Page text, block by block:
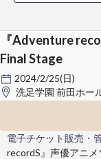
『Adventure
Final Stage
2024/2/25(日)
洗足学園 前田ホー
電子チケット販売・
recordS』声優アニメ